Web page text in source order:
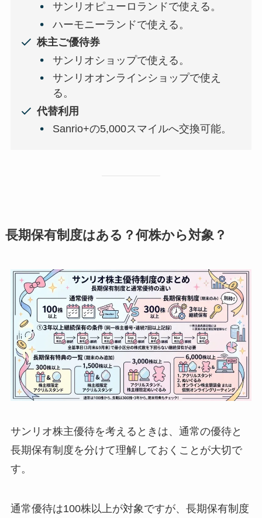
サンリオピューロランドで使える。
ハーモニーランドで使える。
株主ご優待券
サンリオショップで使える。
サンリオオンラインショップで使え
る。
代替利用
Sanrio+の5,000スマイルへ交換可能。
長期保有制度はある？何株から対象？
サンリオ株主優待を考えるときは、通常の優待と
長期保有制度を分けて理解しておくことが大切で
す。
通常優待は100株以上が対象ですが、長期保有制度